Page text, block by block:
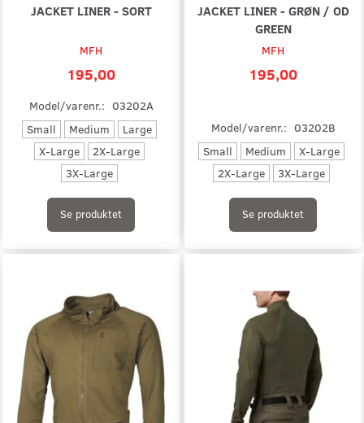
JACKET LINER - SORT
MFH
195,00
Model/varenr.: 03202A
Small
Medium
Large
X-Large
2X-Large
3X-Large
Se produktet
JACKET LINER - GRØN / OD
GREEN
MFH
195,00
Model/varenr.: 03202B
Small
Medium
X-Large
2X-Large
3X-Large
Se produktet